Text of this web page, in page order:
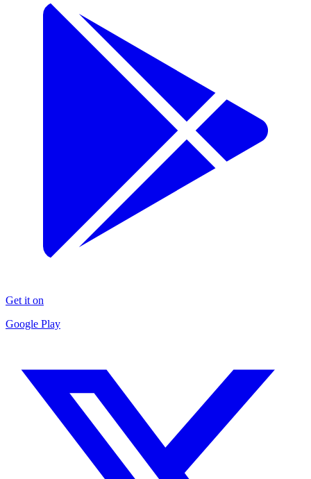
Get it on
Google Play